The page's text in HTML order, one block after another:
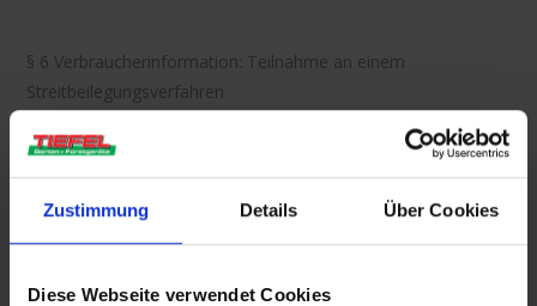
Zustimmung Details Über Cookies
Diese Webseite verwendet Cookies
§ 6 Verbraucherinformation: Teilnahme an einem
Streitbeilegungsverfahren
vor der nachfolgend genannten Verbraucherschlichtungsstelle
www.verbraucher-schlichter.de